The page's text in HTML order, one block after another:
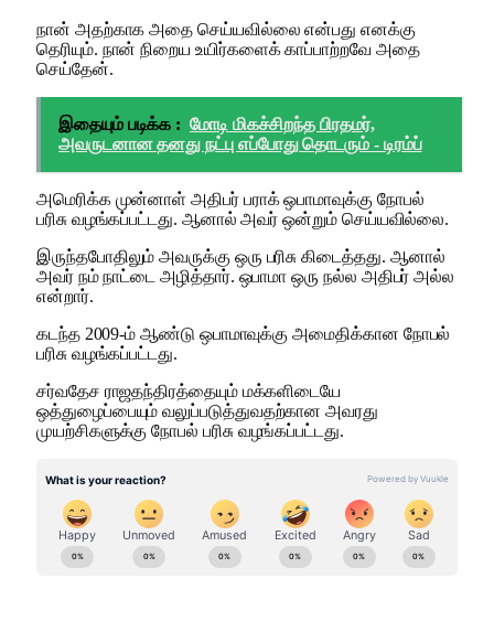
நான் அதற்காக அதை செய்யவில்லை என்பது எனக்கு
தெரியும். நான் நிறைய உயிர்களைக் காப்பாற்றவே அதை
செய்தேன்.
இதையும் படிக்க : மோடி மிகச்சிறந்த பிரதமர்,
அவருடனான தனது நட்பு எப்போது தொடரும் - டிரம்ப்
அமெரிக்க முன்னாள் அதிபர் பராக் ஒபாமாவுக்கு நோபல்
பரிசு வழங்கப்பட்டது. ஆனால் அவர் ஒன்றும் செய்யவில்லை.
இருந்தபோதிலும் அவருக்கு ஒரு பரிசு கிடைத்தது. ஆனால்
அவர் நம் நாட்டை அழித்தார். ஒபாமா ஒரு நல்ல அதிபர் அல்ல
என்றார்.
கடந்த 2009-ம் ஆண்டு ஒபாமாவுக்கு அமைதிக்கான நோபல்
பரிசு வழங்கப்பட்டது.
சர்வதேச ராஜதந்திரத்தையும் மக்களிடையே
ஒத்துழைப்பையும் வலுப்படுத்துவதற்கான அவரது
முயற்சிகளுக்கு நோபல் பரிசு வழங்கப்பட்டது.